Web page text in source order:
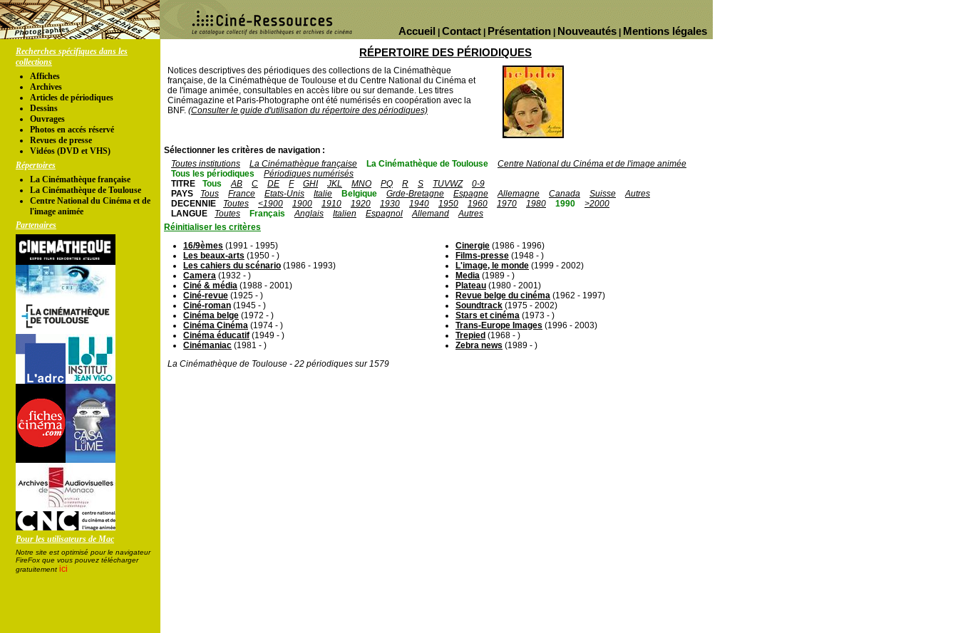
Mentions légales
Nouveautés
Présentation
Contact
Accueil
Recherches spécifiques dans les
collections
Affiches
Archives
Articles de périodiques
Dessins
Ouvrages
Photos en accés réservé
Revues de presse
Vidéos (DVD et VHS)
Répertoires
La Cinémathèque française
La Cinémathèque de Toulouse
Centre National du Cinéma et de
l'image animée
Partenaires
Pour les utilisateurs de Mac
Notre site est optimisé pour le navigateur
FireFox que vous pouvez télécharger
gratuitement ici
RÉPERTOIRE DES PÉRIODIQUES
Notices descriptives des périodiques des collections de la Cinémathèque
française, de la Cinémathèque de Toulouse et du Centre National du Cinéma et
de l'image animée, consultables en accès libre ou sur demande. Les titres
Cinémagazine et Paris-Photographe ont été numérisés en coopération avec la
BNF. (Consulter le guide d'utilisation du répertoire des périodiques)
Sélectionner les critères de navigation :
Toutes institutions
La Cinémathèque française La Cinémathèque de Toulouse
Centre National du Cinéma et de l'image animée
Tous les périodiques
Périodiques numérisés
TITRE
Tous AB C DE F GHI JKL MNO PQ R S TUVWZ
0-9
PAYS
Tous France Etats-Unis Italie Belgique Grde-Bretagne Espagne Allemagne Canada Suisse
Autres
DECENNIE
Toutes <1900 1900 1910 1920 1930 1940 1950 1960 1970 1980 1990
>2000
LANGUE
Toutes Français Anglais Italien Espagnol Allemand
Autres
Réinitialiser les critères
16/9èmes (1991 - 1995)
Les beaux-arts (1950 - )
Les cahiers du scénario (1986 - 1993)
Camera (1932 - )
Ciné & média (1988 - 2001)
Ciné-revue (1925 - )
Ciné-roman (1945 - )
Cinéma belge (1972 - )
Cinéma Cinéma (1974 - )
Cinéma éducatif (1949 - )
Cinémaniac (1981 - )
Cinergie (1986 - 1996)
Films-presse (1948 - )
L'image, le monde (1999 - 2002)
Media (1989 - )
Plateau (1980 - 2001)
Revue belge du cinéma (1962 - 1997)
Soundtrack (1975 - 2002)
Stars et cinéma (1973 - )
Trans-Europe Images (1996 - 2003)
Trepied (1968 - )
Zebra news (1989 - )
La Cinémathèque de Toulouse - 22 périodiques sur 1579